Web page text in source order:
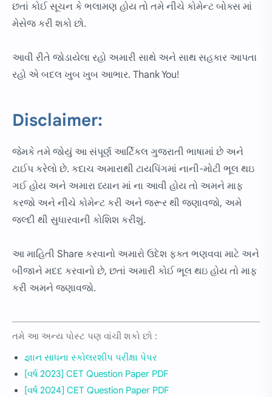
છતાં કોઈ સૂચન કે ભલામણ હોય તો તમે નીચે કોમેન્ટ બોક્સ માં
મેસેજ કરી શકો છો.
આવી રીતે જોડાયેલા રહો અમારી સાથે અને સાથ સહકાર આપતા
રહો એ બદલ ખુબ ખુબ આભાર. Thank You!
Disclaimer:
જેમકે તમે જોયું આ સંપૂર્ણ આર્ટિકલ ગુજરાતી ભાષામાં છે અને
ટાઈપ કરેલો છે. કદાચ અમારાથી ટાયપિંગમાં નાની-મોટી ભૂલ થઇ
ગઈ હોય અને અમારા ધ્યાન માં ના આવી હોય તો અમને માફ
કરજો અને નીચે કોમેન્ટ કરી અને જરૂર થી જણાવજો, અમે
જલ્દી થી સુધારવાની કોશિશ કરીશું.
આ માહિતી Share કરવાનો અમારો ઉદેશ ફક્ત ભણવવા માટે અને
બીજાને મદદ કરવાનો છે, છતાં અમારી કોઈ ભૂલ થઇ હોય તો માફ
કરી અમને જણાવજો.
તમે આ અન્ય પોસ્ટ પણ વાંચી શકો છો :
જ્ઞાન સાધના સ્કોલરશીપ પરીક્ષા પેપર
[વર્ષ 2023] CET Question Paper PDF
[વર્ષ 2024] CET Question Paper PDF